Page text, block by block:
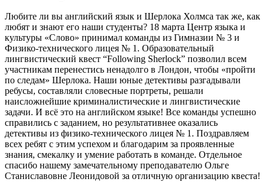
Любите ли вы английский язык и Шерлока Холмса так же, как
любят и знают его наши студенты? 18 марта Центр языка и
культуры «Слово» принимал команды из Гимназии № 3 и
Физико-технического лицея № 1. Образовательный
лингвистический квест “Following Sherlock” позволил всем
участникам перенестись ненадолго в Лондон, чтобы «пройти
по следам» Шерлока. Наши юные детективы разгадывали
ребусы, составляли словесные портреты, решали
наисложнейшие криминалистические и лингвистические
задачи. И всё это на английском языке! Все команды успешно
справились с заданием, но результативнее оказались
детективы из физико-технического лицея № 1. Поздравляем
всех ребят с этим успехом и благодарим за проявленные
знания, смекалку и умение работать в команде. Отдельное
спасибо нашему замечательному преподавателю Ольге
Станиславовне Леонидовой за отличную организацию квеста!